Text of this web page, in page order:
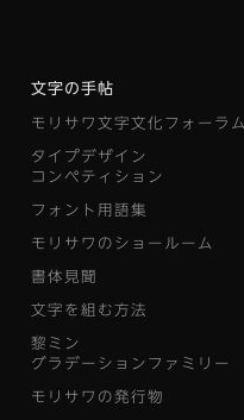
文字の手帖
モリサワ文字文化フォーラム
タイプデザイン
コンペティション
フォント用語集
モリサワのショールーム
書体見聞
文字を組む方法
黎ミン
グラデーションファミリー
モリサワの発行物